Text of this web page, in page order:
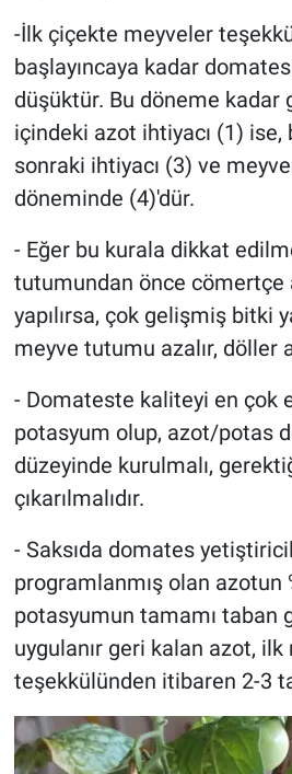
-İlk çiçekte meyveler
başlayıncaya kadar
düşüktür. Bu döneme kadar
içindeki azot ihtiyacı (1) ise,
sonraki ihtiyacı (3) ve
döneminde (4)'dür.
- Eğer bu kurala dikkat
tutumundan önce cömertçe
yapılırsa, çok gelişmiş bitki
meyve tutumu azalır, döller
- Domateste kaliteyi en çok
potasyum olup, azot/potas
düzeyinde kurulmalı,
çıkarılmalıdır.
- Saksıda domates
programlanmış olan azotun
potasyumun tamamı taban
uygulanır geri kalan azot,
teşekkülünden itibaren 2-3